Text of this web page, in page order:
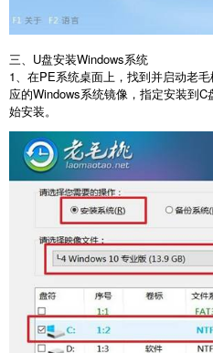
三、 U盘安装Windows系统
1、在PE系统桌面上，找到并启动老
应的Windows系统镜像，指定安装到C
始安装。